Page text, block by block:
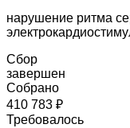
нарушение ритма
Сбор
завершен
Собрано
410 783 ₽
Требовалось